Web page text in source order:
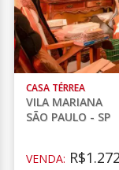
CASA TÉRREA
VILA MARIANA
SÃO PAULO - SP
VENDA: